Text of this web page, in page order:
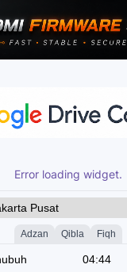
Error loading widget.